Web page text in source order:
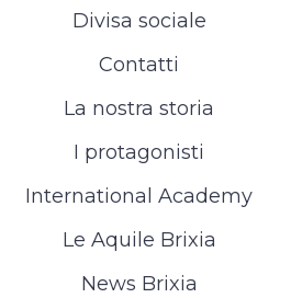
Divisa sociale
Contatti
La nostra storia
I protagonisti
International Academy
Le Aquile Brixia
News Brixia